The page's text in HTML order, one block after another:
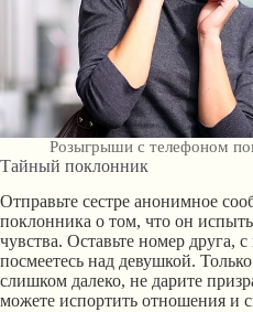
Розыгрыши с телефоном
Тайный поклонник
Отправьте сестре анонимное
поклонника о том, что он
чувства. Оставьте номер друга,
посмеетесь над девушкой.
слишком далеко, не дарите
можете испортить отношения и